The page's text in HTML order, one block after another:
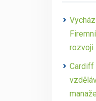
rozvoji
Cardiff